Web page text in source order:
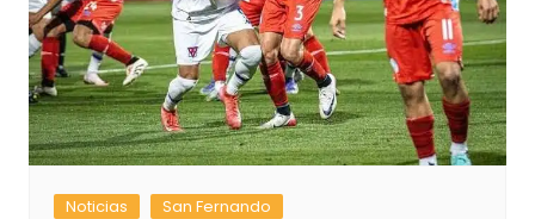
Noticias San Fernando